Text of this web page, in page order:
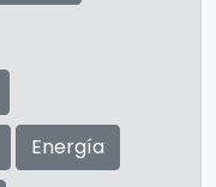
Energía